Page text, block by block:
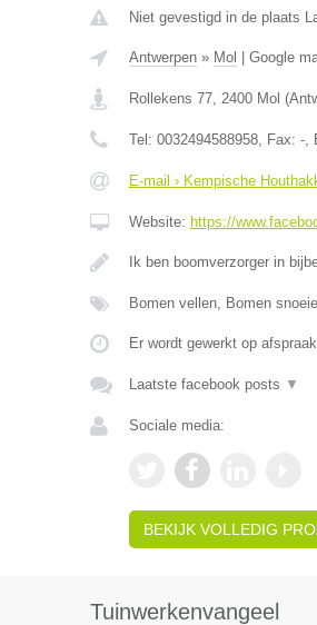
Niet gevestigd in de plaats
Antwerpen» Mol Google
Rollekens 77, 2400 Mol (
Tel: 0032494588958, Fax: -,
E-mail › Kempische
Website: https://
Ik ben boomverzorger in
Bomen vellen, Bomen
Er wordt gewerkt op
Laatste facebook posts ▼
Sociale media:
BEKIJK VOLLEDIG
Tuinwerkenvangeel